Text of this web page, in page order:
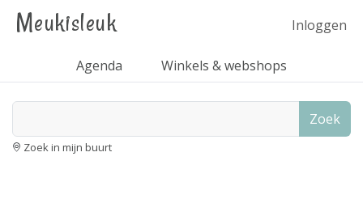
Meukisleuk Inloggen
Agenda Winkels & webshops
Zoek
Zoek in mijn buurt